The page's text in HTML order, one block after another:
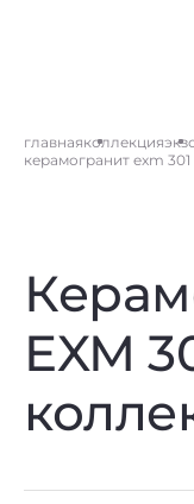
главнаяколлекция
керамогранит exm
EXM